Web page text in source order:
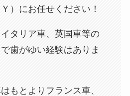
）にお任せください！
タリア車、英国車等の
歯がゆい経験はありま
もとよりフランス車、